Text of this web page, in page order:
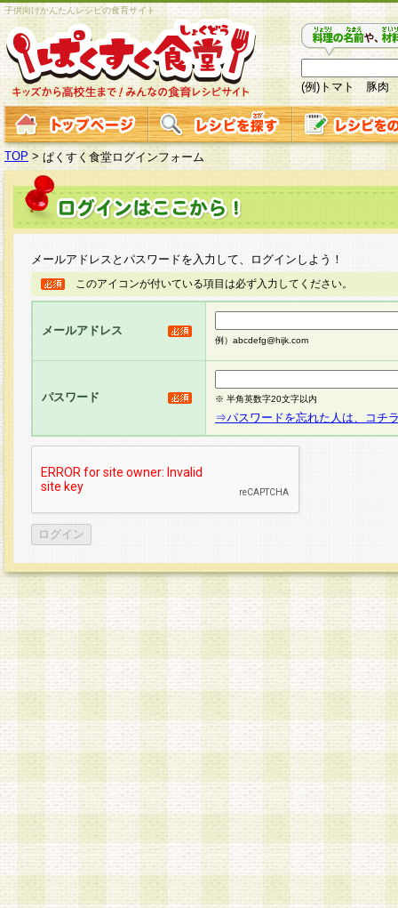
子供向けかんたんレシピの食育サイト
(例)トマト 豚肉
TOP > ぱくすく食堂ログインフォーム
メールアドレスとパスワードを入力して、ログインしよう！
このアイコンが付いている項目は必ず入力してください。
メールアドレス
例）abcdefg@hijk.com
パスワード ※ 半角英数字20文字以内
⇒パスワードを忘れた人は、コチ